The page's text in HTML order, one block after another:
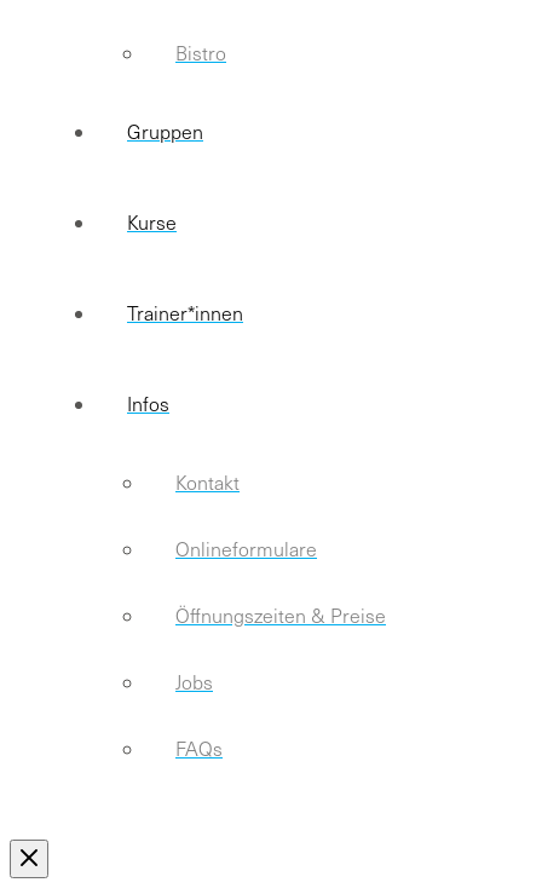
Bistro
Gruppen
Kurse
Trainer*innen
Infos
Kontakt
Onlineformulare
Öffnungszeiten & Preise
Jobs
FAQs